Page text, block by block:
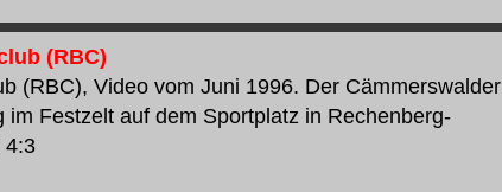
(RBC)
(RBC), Video vom Juni 1996. Der Cämmerswalder
Festzelt auf dem Sportplatz in Rechenberg-
4:3